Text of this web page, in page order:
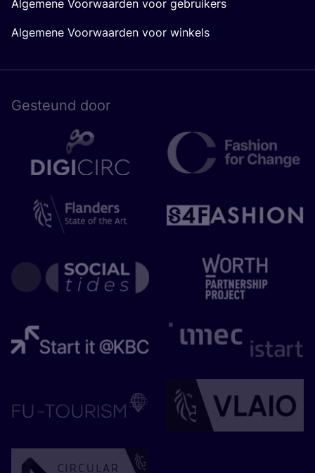
Algemene Voorwaarden voor gebruikers
Algemene Voorwaarden voor winkels
Gesteund door